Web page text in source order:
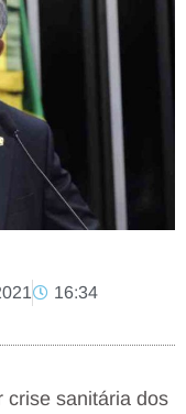
16:34
crise sanitária dos